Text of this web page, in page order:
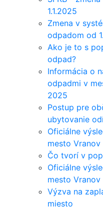
1.1.2025
Zmena v
odpadom od
Ako je to s
odpad?
Informácia o
odpadmi v
2025
Postup pre
ubytovanie
Oficiálne
mesto
Čo tvorí v
Oficiálne
mesto
Výzva na
miesto